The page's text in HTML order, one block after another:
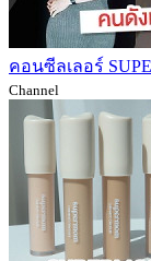
คอนซีลเลอร์
Channel